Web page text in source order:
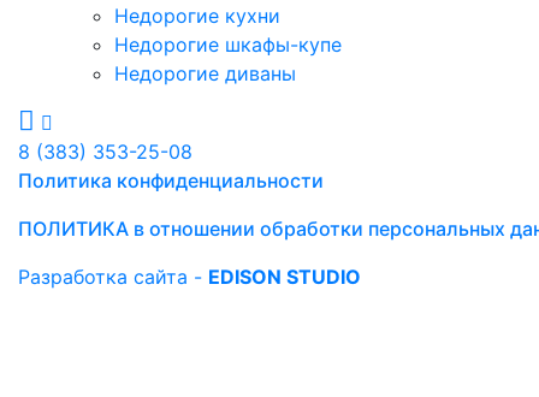
Недорогие кухни
Недорогие шкафы-купе
Недорогие диваны
8 (383) 353-25-08
Политика конфиденциальности
ПОЛИТИКА в отношении обработки персональных
Разработка сайта - EDISON STUDIO